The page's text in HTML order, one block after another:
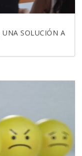
UNA SOLUCIÓN A